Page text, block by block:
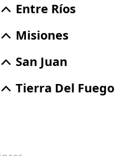
Entre Ríos
Misiones
San Juan
Tierra Del Fuego